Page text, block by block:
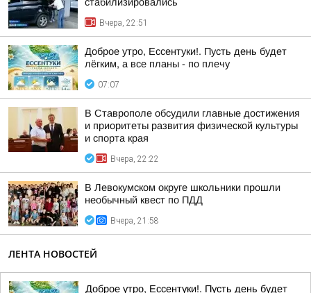
Вчера, 22:51
Доброе утро, Ессентуки!. Пусть день будет
лёгким, а все планы - по плечу
07:07
В Ставрополе обсудили главные достижения
и приоритеты развития физической культуры
и спорта края
Вчера, 22:22
В Левокумском округе школьники прошли
необычный квест по ПДД
Вчера, 21:58
ЛЕНТА НОВОСТЕЙ
Доброе утро, Ессентуки!. Пусть день будет